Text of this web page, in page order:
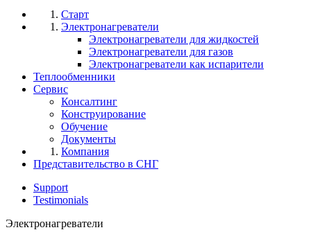
Старт
Электронагреватели
Электронагреватели для жидкостей
Электронагреватели для газов
Электронагреватели как испарители
Теплообменники
Сервис
Консалтинг
Конструирование
Обучение
Документы
Компания
Представительство в СНГ
Support
Testimonials
Электронагреватели